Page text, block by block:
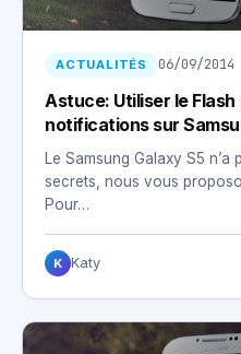
ACTUALITÉS 06/09/2014
Astuce: Utiliser le
notifications sur
Le Samsung Galaxy S5
secrets, nous vous
Pour…
K Katy